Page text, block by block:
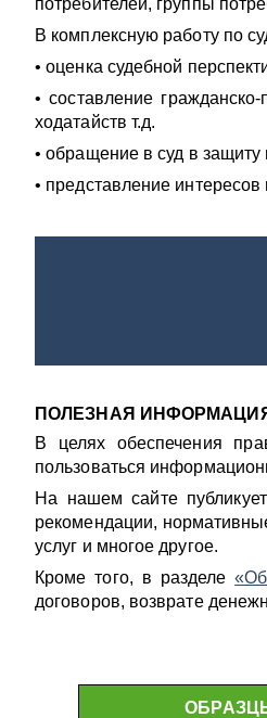
потребителей, группы
В комплексную работу по
• оценка судебной
• составление
ходатайств т.д.
• обращение в суд в защиту
• представление интересов
ПОЛЕЗНАЯ
В целях обеспечения
пользоваться
На нашем сайте
рекомендации,
услуг и многое другое.
Кроме того, в разделе
договоров, возврате